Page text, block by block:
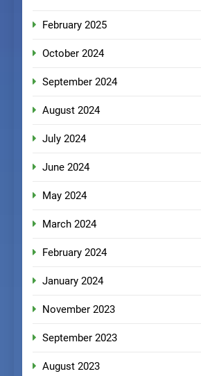
February 2025
October 2024
September 2024
August 2024
July 2024
June 2024
May 2024
March 2024
February 2024
January 2024
November 2023
September 2023
August 2023